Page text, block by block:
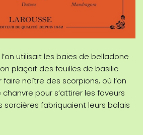
utilisait les baies de belladone
plaçait des feuilles de basilic
naître des scorpions, où l’on
pour s’attirer les faveurs
sorcières fabriquaient leurs balais